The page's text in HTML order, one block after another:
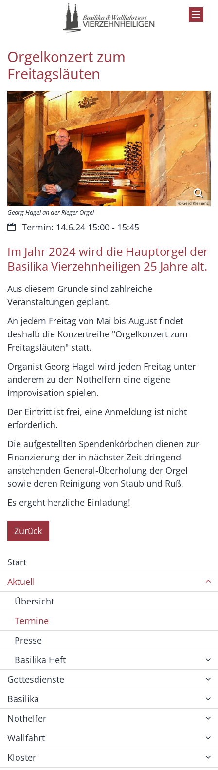
Zum Inhalt springen
Orgelkonzert zum
Freitagsläuten
© Gerd Klemenz
Georg Hagel an der Rieger Orgel
Datum:Termin: 14.6.24 15:00 - 15:45
Im Jahr 2024 wird die Hauptorgel der
Basilika Vierzehnheiligen 25 Jahre alt.
Aus diesem Grunde sind zahlreiche
Veranstaltungen geplant.
An jedem Freitag von Mai bis August findet
deshalb die Konzertreihe "Orgelkonzert zum
Freitagsläuten" statt.
Organist Georg Hagel wird jeden Freitag unter
anderem zu den Nothelfern eine eigene
Improvisation spielen.
Der Eintritt ist frei, eine Anmeldung ist nicht
erforderlich.
Die aufgestellten Spendenkörbchen dienen zur
Finanzierung der in nächster Zeit dringend
anstehenden General-Überholung der Orgel
sowie deren Reinigung von Staub und Ruß.
Es ergeht herzliche Einladung!
Zurück
Start
Aktuell
Übersicht
Termine
Presse
Basilika Heft
Gottesdienste
Basilika
Nothelfer
Wallfahrt
Kloster